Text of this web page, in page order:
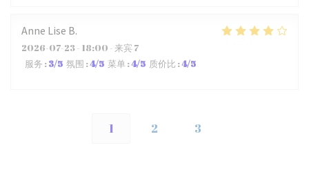
Anne Lise B
2026-07-23- 18:00 - 来宾 7
服务 :3/5 氛围 :4/5 菜单:4/5 质价比 :4/5
1 2 3